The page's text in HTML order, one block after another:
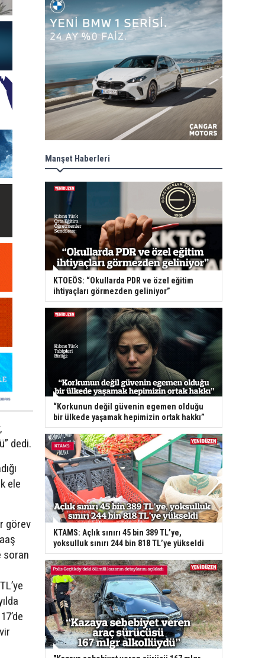
dedi.
ele
görev
soran
Manşet Haberleri
KTOEÖS: “Okullarda PDR ve özel eğitim
ihtiyaçları görmezden geliniyor”
“Korkunun değil güvenin egemen olduğu
bir ülkede yaşamak hepimizin ortak hakkı”
KTAMS: Açlık sınırı 45 bin 389 TL’ye,
yoksulluk sınırı 244 bin 818 TL’ye yükseldi